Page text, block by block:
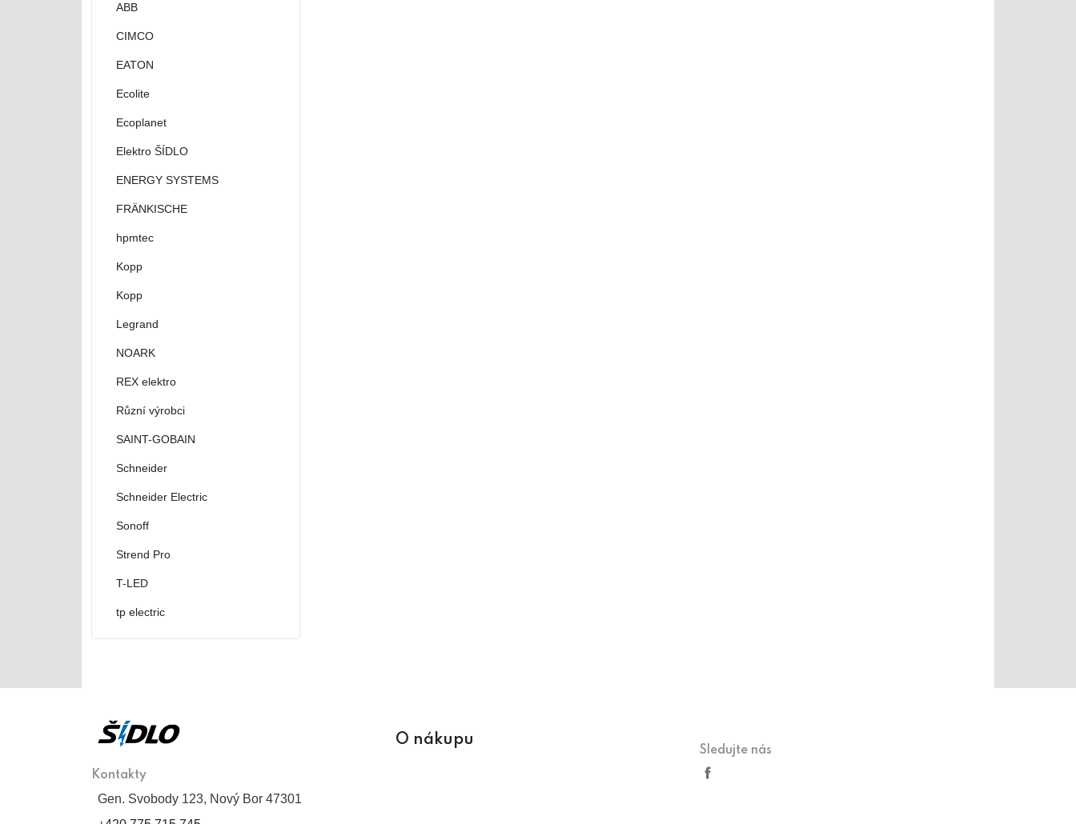
ABB
CIMCO
EATON
Ecolite
Ecoplanet
Elektro ŠÍDLO
ENERGY SYSTEMS
FRÄNKISCHE
hpmtec
Kopp
Kopp
Legrand
NOARK
REX elektro
Různí výrobci
SAINT-GOBAIN
Schneider
Schneider Electric
Sonoff
Strend Pro
T-LED
tp electric
Kontakty
Gen. Svobody 123, Nový Bor 47301
O nákupu
Sledujte nás